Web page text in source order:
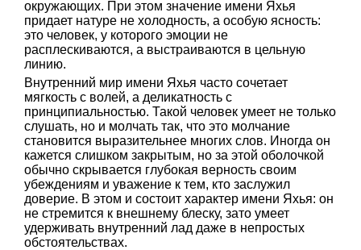
окружающих. При этом значение имени Яхья
придает натуре не холодность, а особую ясность:
это человек, у которого эмоции не
расплескиваются, а выстраиваются в цельную
линию.
Внутренний мир имени Яхья часто сочетает
мягкость с волей, а деликатность с
принципиальностью. Такой человек умеет не только
слушать, но и молчать так, что это молчание
становится выразительнее многих слов. Иногда он
кажется слишком закрытым, но за этой оболочкой
обычно скрывается глубокая верность своим
убеждениям и уважение к тем, кто заслужил
доверие. В этом и состоит характер имени Яхья: он
не стремится к внешнему блеску, зато умеет
удерживать внутренний лад даже в непростых
обстоятельствах.